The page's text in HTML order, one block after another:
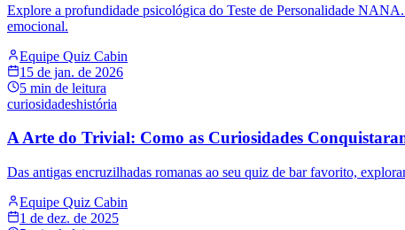
Explore a profundidade psicológica do Teste de Personalidade
emocional.
Equipe Quiz Cabin
15 de jan. de 2026
5 min de leitura
curiosidadeshistória
A Arte do Trivial: Como as Curiosidades
Das antigas encruzilhadas romanas ao seu quiz de bar favorito,
Equipe Quiz Cabin
1 de dez. de 2025